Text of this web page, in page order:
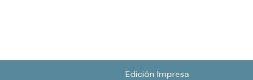
Edición Impresa